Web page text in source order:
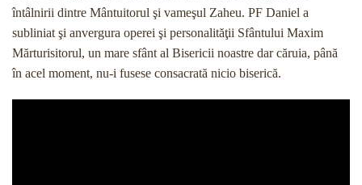
întâlnirii dintre Mântuitorul şi vameşul Zaheu. PF Daniel a
subliniat şi anvergura operei şi personalităţii Sfântului Maxim
Mărturisitorul, un mare sfânt al Bisericii noastre dar căruia, până
în acel moment, nu-i fusese consacrată nicio biserică.